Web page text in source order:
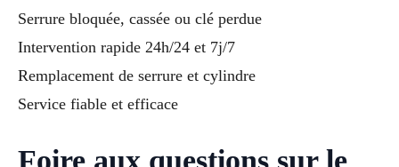
Serrure bloquée, cassée ou clé perdue
Intervention rapide 24h/24 et 7j/7
Remplacement de serrure et cylindre
Service fiable et efficace